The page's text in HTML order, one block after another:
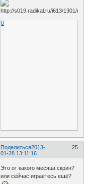
0
Поделиться 25
2013-
01-28 13:11:16
Это от какого месяца скрин?
или сейчас играетесь ещё?